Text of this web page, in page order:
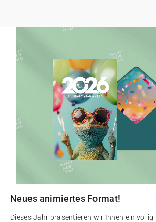
Neues animiertes Format!
Dieses Jahr präsentieren wir Ihnen ein